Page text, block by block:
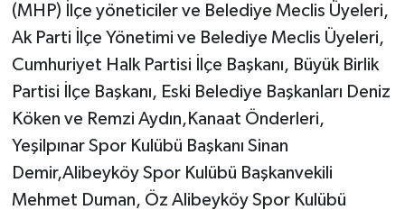
(MHP) İlçe yöneticiler ve Belediye Meclis Üyeleri,
Ak Parti İlçe Yönetimi ve Belediye Meclis Üyeleri,
Cumhuriyet Halk Partisi İlçe Başkanı, Büyük Birlik
Partisi İlçe Başkanı, Eski Belediye Başkanları Deniz
Köken ve Remzi Aydın,Kanaat Önderleri,
Yeşilpınar Spor Kulübü Başkanı Sinan
Demir,Alibeyköy Spor Kulübü Başkanvekili
Mehmet Duman, Öz Alibeyköy Spor Kulübü